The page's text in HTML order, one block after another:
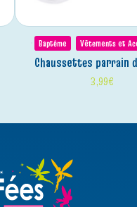
Baptême Vêtements et
chaussettes parrain
3,99€